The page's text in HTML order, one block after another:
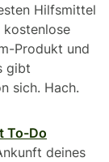
Hilfsmittel
kostenlose
Produkt und
gibt
sich. Hach.
To-Do
deines